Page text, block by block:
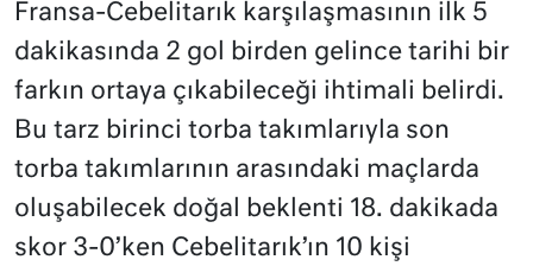
Fransa-Cebelitarık karşılaşmasının ilk 5
dakikasında 2 gol birden gelince tarihi bir
farkın ortaya çıkabileceği ihtimali belirdi.
Bu tarz birinci torba takımlarıyla son
torba takımlarının arasındaki maçlarda
oluşabilecek doğal beklenti 18. dakikada
skor 3-0’ken Cebelitarık’ın 10 kişi